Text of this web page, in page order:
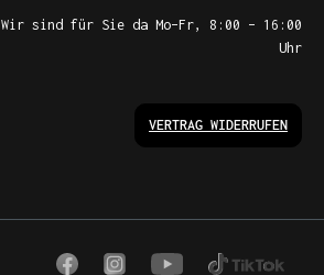
Wir sind für Sie da Mo–Fr, 8:00 – 16:00
Uhr
VERTRAG WIDERRUFEN